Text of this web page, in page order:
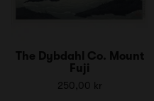
The Dybdahl Co. Mount
Fuji
250,00 kr